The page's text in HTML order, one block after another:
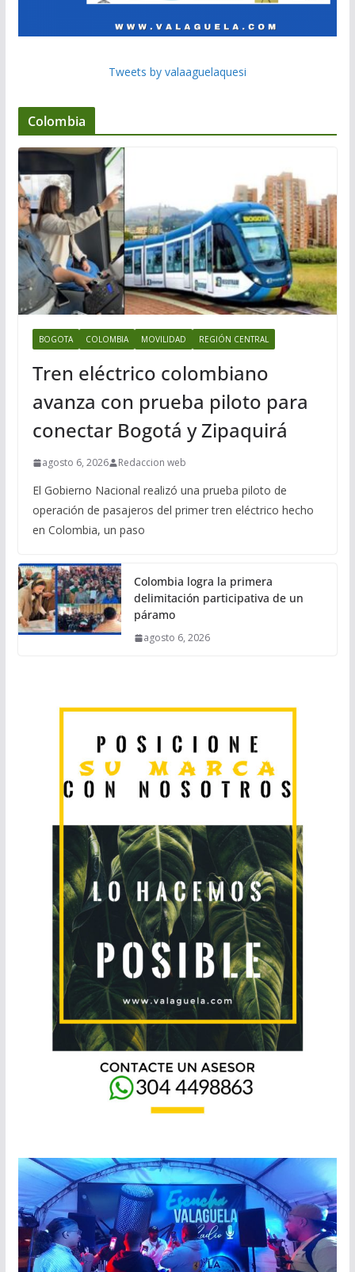
Tweets by valaaguelaquesi
Colombia
BOGOTA COLOMBIA MOVILIDAD REGIÓN CENTRAL
Tren eléctrico colombiano
avanza con prueba piloto para
conectar Bogotá y Zipaquirá
agosto 6, 2026 Redaccion web
El Gobierno Nacional realizó una prueba piloto de
operación de pasajeros del primer tren eléctrico hecho
en Colombia, un paso
Colombia logra la primera
delimitación participativa de un
páramo
agosto 6, 2026